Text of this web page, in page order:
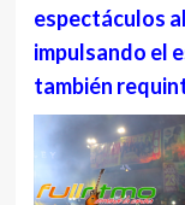
espectáculos
impulsando el
también